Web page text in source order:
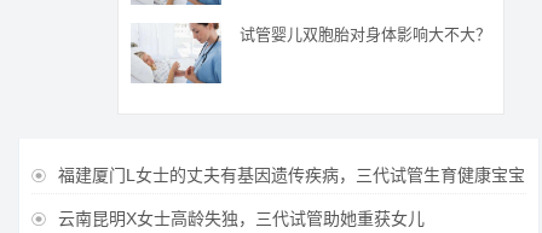
试管婴儿双胞胎对身体影响大不大？
 福建厦门L女士的丈夫有基因遗传疾病，三代试管生育健康宝宝
 云南昆明X女士高龄失独，三代试管助她重获女儿